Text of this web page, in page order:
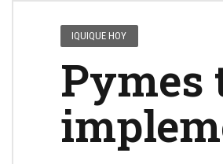
IQUIQUE HOY
Pymes